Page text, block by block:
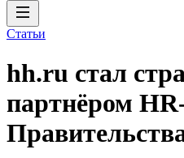
Статьи
hh.ru стал
партнёром